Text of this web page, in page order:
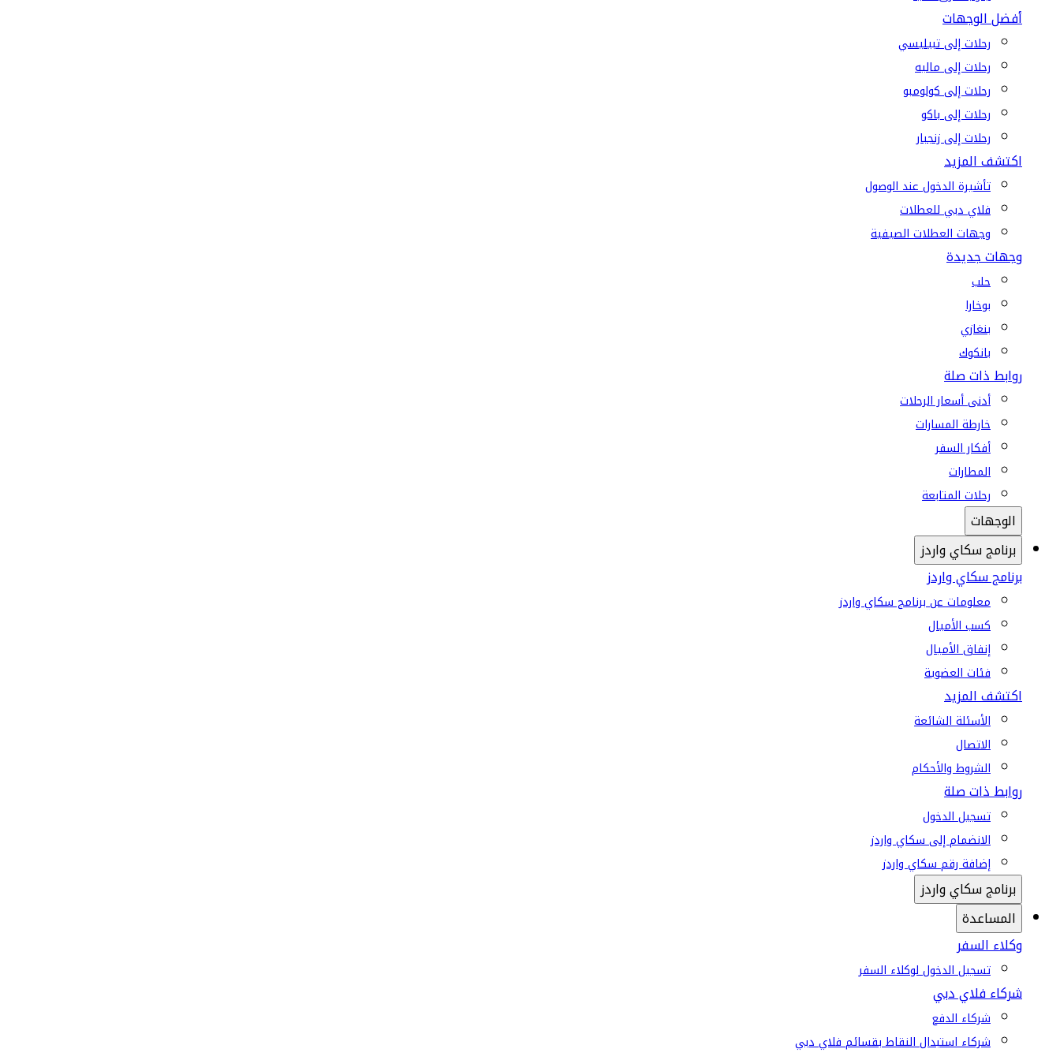
أفضل الوجهات
رحلات إلى تبيليسي
رحلات إلى ماليه
رحلات إلى كولومبو
رحلات إلى باكو
رحلات إلى زنجبار
اكتشف المزيد
تأشيرة الدخول عند الوصول
فلاي دبي للعطلات
وجهات العطلات الصيفية
وجهات جديدة
حلب
بوخارا
بنغازي
بانكوك
روابط ذات صلة
أدنى أسعار الرحلات
خارطة المسارات
أفكار السفر
المطارات
رحلات المتابعة
الوجهات
برنامج سكاي واردز
برنامج سكاي واردز
معلومات عن برنامج سكاي واردز
كسب الأميال
إنفاق الأميال
فئات العضوية
اكتشف المزيد
الأسئلة الشائعة
الاتصال
الشروط والأحكام
روابط ذات صلة
تسجيل الدخول
الانضمام إلى سكاي واردز
إضافة رقم سكاي واردز
برنامج سكاي واردز
المساعدة
وكلاء السفر
تسجيل الدخول لوكلاء السفر
شركاء فلاي دبي
شركاء الدفع
شركاء استبدال النقاط بقسائم فلاي دبي